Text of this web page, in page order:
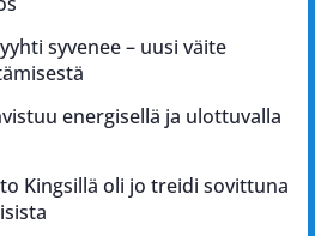
syvenee – uusi väite
energisellä ja ulottuvalla
Kingsillä oli jo treidi sovittuna